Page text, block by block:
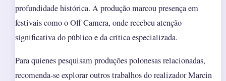
profundidade histórica. A produção marcou presença em
festivais como o Off Camera, onde recebeu atenção
significativa do público e da crítica especializada.
Para quienes pesquisam produções polonesas relacionadas,
recomenda-se explorar outros trabalhos do realizador Marcin